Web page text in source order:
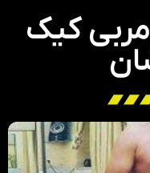
کیک